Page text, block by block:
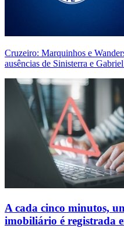
Cruzeiro: Marquinhos e
ausências de Sinisterra e
A cada cinco minutos,
imobiliário é registrada